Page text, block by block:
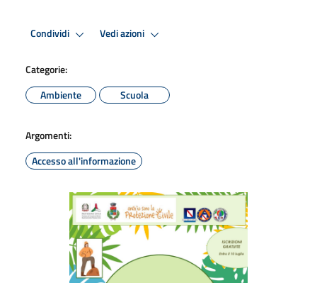
Condividi Vedi azioni
Categorie:
Ambiente
Scuola
Argomenti:
Accesso all'informazione